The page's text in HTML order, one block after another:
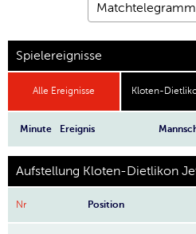
Spielereignisse
Alle Ereignisse Kloten-
Minute Ereignis
Aufstellung Kloten-Dietlikon
Nr Position